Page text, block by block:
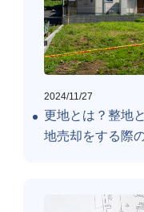
2024/11/27
更地とは？整地
地売却をする際